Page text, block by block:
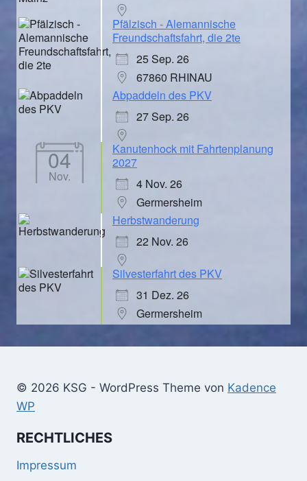
Pfälzisch - Alemannische
Freundschaftsfahrt, die 2te
25 Sep. 26
67860 RHINAU
Abpaddeln des PKV
27 Sep. 26
04
Nov.
Kanutenhock mit Fahrtenplanung
2027
4 Nov. 26
Germersheim
Herbstwanderung
22 Nov. 26
Silvesterfahrt des PKV
31 Dez. 26
Germersheim
© 2026 KSG - WordPress Theme von Kadence
WP
RECHTLICHES
Impressum